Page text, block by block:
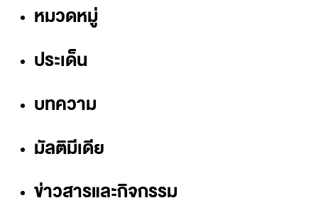
หมวดหมู่
ประเด็น
บทความ
มัลติมีเดีย
ข่าวสารและกิจกรรม